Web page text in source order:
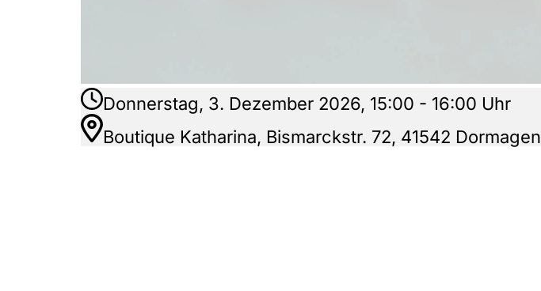
Donnerstag, 3. Dezember 2026, 15:00 - 16:00 Uhr
Boutique Katharina, Bismarckstr. 72, 41542 Dormagen